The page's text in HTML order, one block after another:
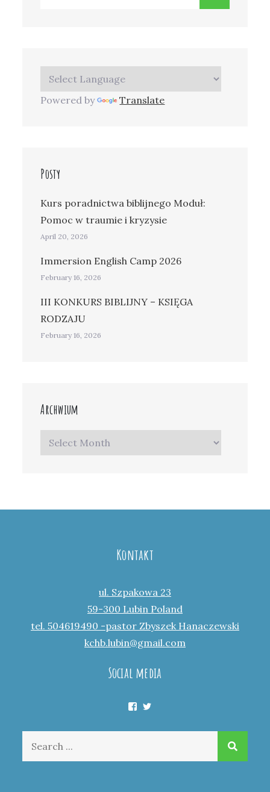
Powered by Translate
Posty
Kurs poradnictwa biblijnego Moduł:
Pomoc w traumie i kryzysie
April 20, 2026
Immersion English Camp 2026
February 16, 2026
III KONKURS BIBLIJNY – KSIĘGA
RODZAJU
February 16, 2026
Archwium
Archwium
Kontakt
ul. Szpakowa 23
59-300 Lubin Poland
tel. 504619490 -pastor Zbyszek Hanaczewski
kchb.lubin@gmail.com
Social media
Facebook